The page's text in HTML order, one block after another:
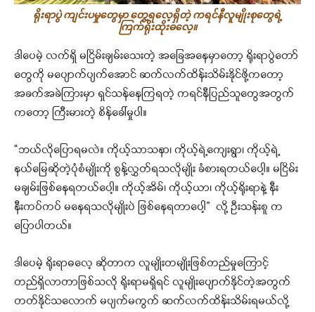
ရိုးရာပွဲ ကျင်းပမှုတွေမှာ တွေ့ရလေ့ရှိတဲ့ ကရင်နီလူမျိုးစုတွေရဲ့
ကြက်ရိုးထိုးဓလေ့။
ဒါပေမဲ့ လက်ရှိ မငြိမ်းချမ်းသေးတဲ့ အခြေအနေမှာတော့ ရိုးရာပွဲတော်
တွေကို မပျောက်ပျက်အောင် ဆက်လက်ထိန်းသိမ်းနိုင်ဖို့ကတော့
အခက်အခဲကြားမှာ ရှင်သန်နေကြရတဲ့ ကရင်နီပြည်သူတွေအတွက်
ကတော့ ကြီးမားတဲ့ စိန်ခေါ်မှုပါ။
“ဘယ်လိုပြောရမလဲ။ ကိုယ့်သာသနာ၊ ကိုယ့်ရဲ့ကျေးရွာ၊ ကိုယ့်ရဲ့
နယ်မြေဆိုတဲ့ပုံစံမျိုးကို စွန့်လွှတ်ရသလိုမျိုး ခံစားရတယ်ပေါ့။ မငြိမ်း
မချမ်းဖြစ်နေရတယ်ပေါ့။ ကိုယ့်အိမ်၊ ကိုယ့်ယာ၊ ကိုယ့်ရိုးရာနဲ့ နီး
နီးကပ်ကပ် မနေရသလိုမျိုးပဲ ဖြစ်နေရတာပေါ့” လို့ ဦးသန်းစူ က
ပြောပါတယ်။
ဒါပေမဲ့ ရိုးရာဓလေ့ ဆိုတာက လူမျိုးတမျိုးဖြစ်တည်မှုကြောင့်
တည်ရှိလာတာဖြစ်သလို ရိုးရာမရှိရင် လူမျိုးပျောက်နိုင်တဲ့အတွက်
တတ်နိုင်သလောက် မပျက်မကွက် ဆက်လက်ထိန်းသိမ်းရမယ်လို့